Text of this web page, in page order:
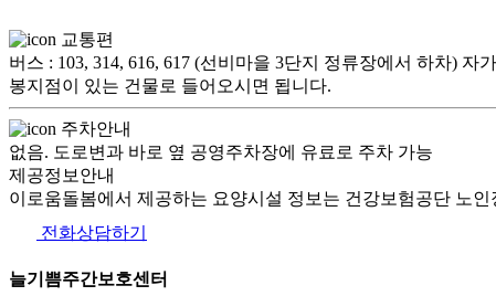
교통편
버스 : 103, 314, 616, 617 (선비마을 3단지 정류장에서 하차)
봉지점이 있는 건물로 들어오시면 됩니다.
주차안내
없음. 도로변과 바로 옆 공영주차장에 유료로 주차 가능
제공정보안내
이로움돌봄에서 제공하는 요양시설 정보는 건강보험공단 노
전화상담하기
늘기쁨주간보호센터